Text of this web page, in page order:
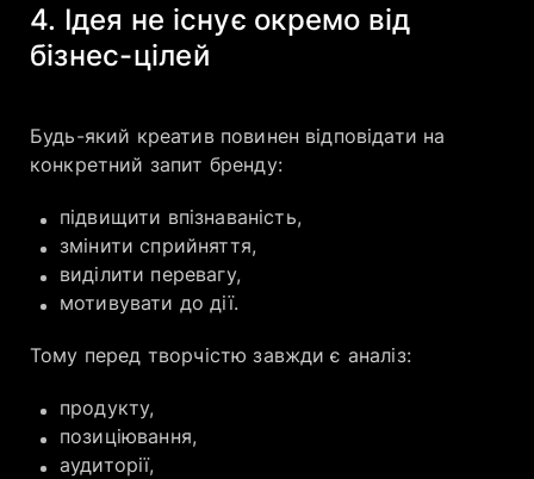
4. Ідея не існує окремо від
бізнес-цілей
Будь-який креатив повинен відповідати на
конкретний запит бренду:
підвищити впізнаваність,
змінити сприйняття,
виділити перевагу,
мотивувати до дії.
Тому перед творчістю завжди є аналіз:
продукту,
позиціювання,
аудиторії,